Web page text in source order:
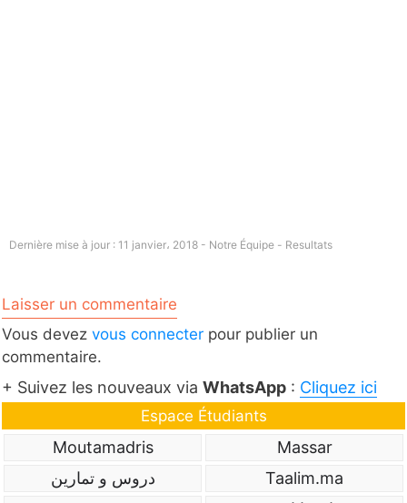
Dernière mise à jour : 11 janvier، 2018 - Notre Équipe - Resultats
Laisser un commentaire
Vous devez vous connecter pour publier un
commentaire.
+ Suivez les nouveaux via WhatsApp : Cliquez ici
Espace Étudiants
Massar
Moutamadris
Taalim.ma
دروس و تمارين